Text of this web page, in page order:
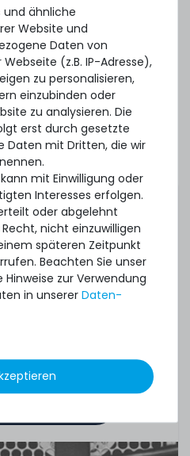
(60cm) für Battery
Modul - 458943-003 /
001
11Stück sofort lieferbar
1-2 Tage*
14,99 € *
und ähnliche
Website und
Daten von
(z.B. IP-Adresse),
zu personalisieren,
einzubinden oder
zu analysieren. Die
erst durch gesetzte
Daten mit Dritten, die wir
mit Einwilligung oder
Interesses erfolgen.
oder abgelehnt
nicht einzuwilligen
späteren Zeitpunkt
Beachten Sie unser
zur Verwendung
in unserer Daten­